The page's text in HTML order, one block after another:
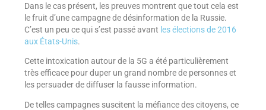
Dans le cas présent, les preuves montrent que tout cela est
le fruit d’une campagne de désinformation de la Russie.
C’est un peu ce qui s’est passé avant les élections de 2016
aux États-Unis.
Cette intoxication autour de la 5G a été particulièrement
très efficace pour duper un grand nombre de personnes et
les persuader de diffuser la fausse information.
De telles campagnes suscitent la méfiance des citoyens, ce